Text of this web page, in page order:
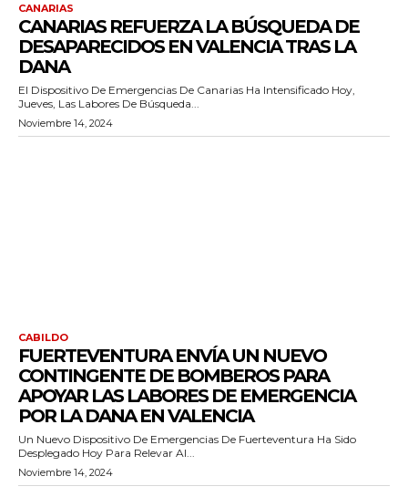
CANARIAS
CANARIAS REFUERZA LA BÚSQUEDA DE
DESAPARECIDOS EN VALENCIA TRAS LA
DANA
El Dispositivo De Emergencias De Canarias Ha Intensificado Hoy,
Jueves, Las Labores De Búsqueda...
Noviembre 14, 2024
CABILDO
FUERTEVENTURA ENVÍA UN NUEVO
CONTINGENTE DE BOMBEROS PARA
APOYAR LAS LABORES DE EMERGENCIA
POR LA DANA EN VALENCIA
Un Nuevo Dispositivo De Emergencias De Fuerteventura Ha Sido
Desplegado Hoy Para Relevar Al...
Noviembre 14, 2024